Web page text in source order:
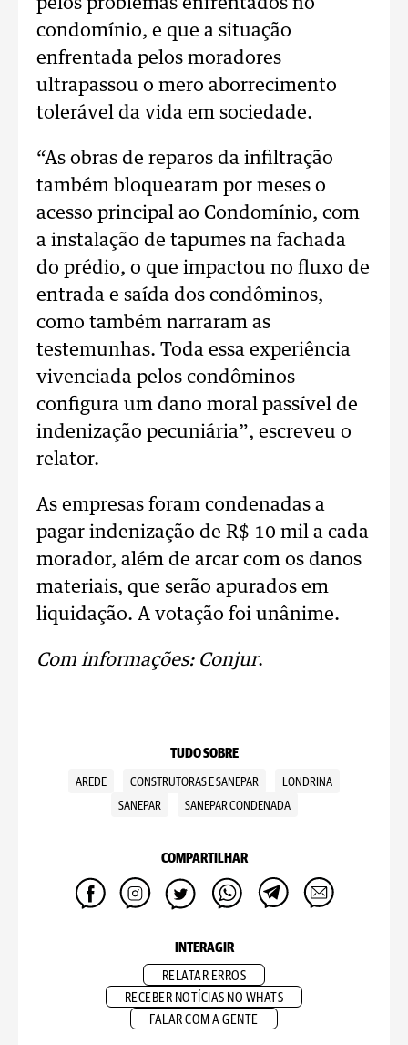
pelos problemas enfrentados no
condomínio, e que a situação
enfrentada pelos moradores
ultrapassou o mero aborrecimento
tolerável da vida em sociedade.
“As obras de reparos da infiltração
também bloquearam por meses o
acesso principal ao Condomínio, com
a instalação de tapumes na fachada
do prédio, o que impactou no fluxo de
entrada e saída dos condôminos,
como também narraram as
testemunhas. Toda essa experiência
vivenciada pelos condôminos
configura um dano moral passível de
indenização pecuniária”, escreveu o
relator.
As empresas foram condenadas a
pagar indenização de R$ 10 mil a cada
morador, além de arcar com os danos
materiais, que serão apurados em
liquidação. A votação foi unânime.
Com informações: Conjur.
TUDO SOBRE
AREDE CONSTRUTORAS E SANEPAR
LONDRINA
SANEPAR
SANEPAR CONDENADA
COMPARTILHAR
INTERAGIR
RELATAR ERROS
RECEBER NOTÍCIAS NO WHATS
FALAR COM A GENTE